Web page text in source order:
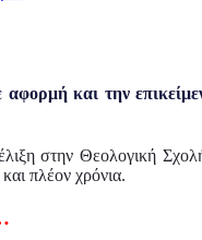
και την
στην Θεολογική
πλέον χρόνια.